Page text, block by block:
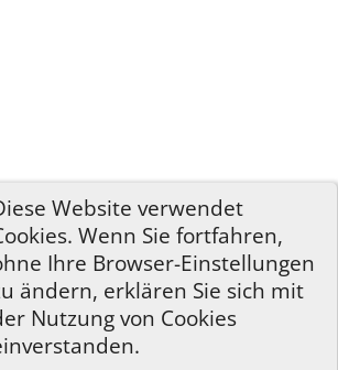
Website verwendet
Wenn Sie fortfahren,
Ihre Browser-Einstellungen
ändern, erklären Sie sich mit
Nutzung von Cookies
TNG-ADLER©2026
The Next Generation of Genealogy Sitebuilding
von Darrin Lythgoe © 2001-2026.